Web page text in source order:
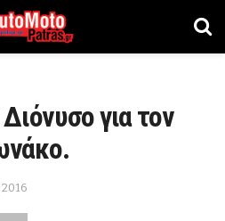
για τον
2016